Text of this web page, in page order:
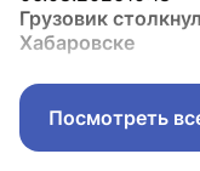
Грузовик
Хабаровске
Посмотреть